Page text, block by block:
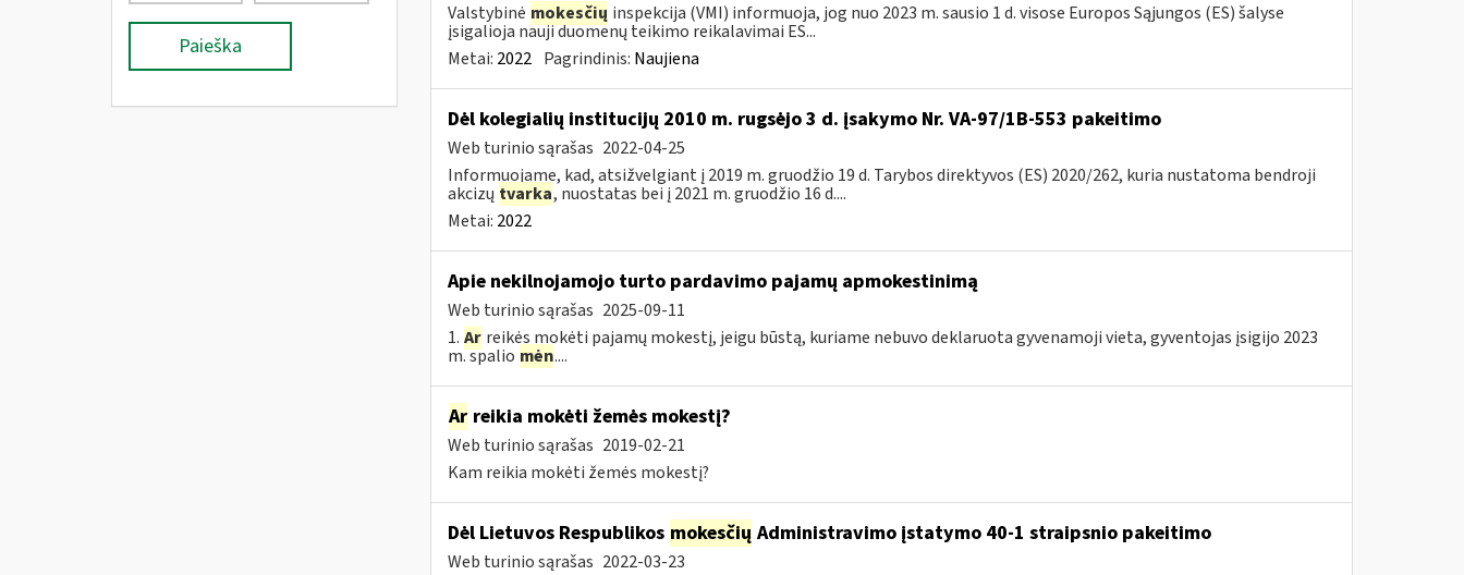
Paieška
Valstybinė mokesčių inspekcija (VMI) informuoja, jog nuo 2023 m. sausio 1 d. visose Europos Sąjungos (ES) šalyse
įsigalioja nauji duomenų teikimo reikalavimai ES...
Metai: 2022 Pagrindinis: Naujiena
Dėl kolegialių institucijų 2010 m. rugsėjo 3 d. įsakymo Nr. VA-97/1B-553 pakeitimo
Web turinio sąrašas 2022-04-25
Informuojame, kad, atsižvelgiant į 2019 m. gruodžio 19 d. Tarybos direktyvos (ES) 2020/262, kuria nustatoma bendroji
akcizų tvarka, nuostatas bei į 2021 m. gruodžio 16 d....
Metai: 2022
Apie nekilnojamojo turto pardavimo pajamų apmokestinimą
Web turinio sąrašas 2025-09-11
1. Ar reikės mokėti pajamų mokestį, jeigu būstą, kuriame nebuvo deklaruota gyvenamoji vieta, gyventojas įsigijo 2023
m. spalio mėn....
Arreikia mokėti žemės mokestį?
Web turinio sąrašas 2019-02-21
Kam reikia mokėti žemės mokestį?
Dėl Lietuvos Respublikos mokesčių Administravimo įstatymo 40-1 straipsnio pakeitimo
Web turinio sąrašas 2022-03-23